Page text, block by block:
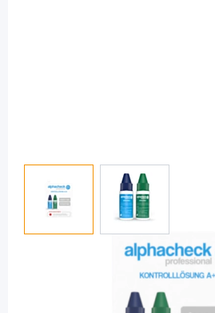
View larger imageView larger
alphacheck professional
Kontrolllösung / 2 x